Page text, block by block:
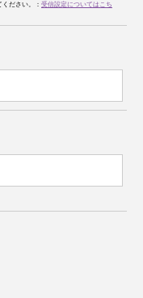
ださい。： 受信設定についてはこち